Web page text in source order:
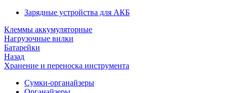
Зарядные устройства для АКБ
Клеммы аккумуляторные
Нагрузочные вилки
Батарейки
Назад
Хранение и переноска инструмента
Сумки-органайзеры